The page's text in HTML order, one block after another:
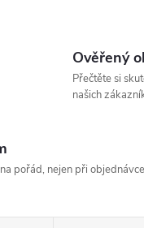
Ověřený
Přečtěte si
našich
pořád, nejen při